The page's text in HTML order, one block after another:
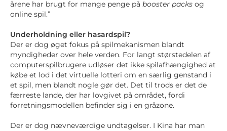
årene har brugt for mange penge på booster packs og
online spil.”
Underholdning eller hasardspil?
Der er dog øget fokus på spilmekanismen blandt
myndigheder over hele verden. For langt størstedelen af
computerspilbrugere udløser det ikke spilafhængighed at
købe et lod i det virtuelle lotteri om en særlig genstand i
et spil, men blandt nogle gør det. Det til trods er det de
færreste lande, der har lovgivet på området, fordi
forretningsmodellen befinder sig i en gråzone.
Der er dog nævneværdige undtagelser. I Kina har man